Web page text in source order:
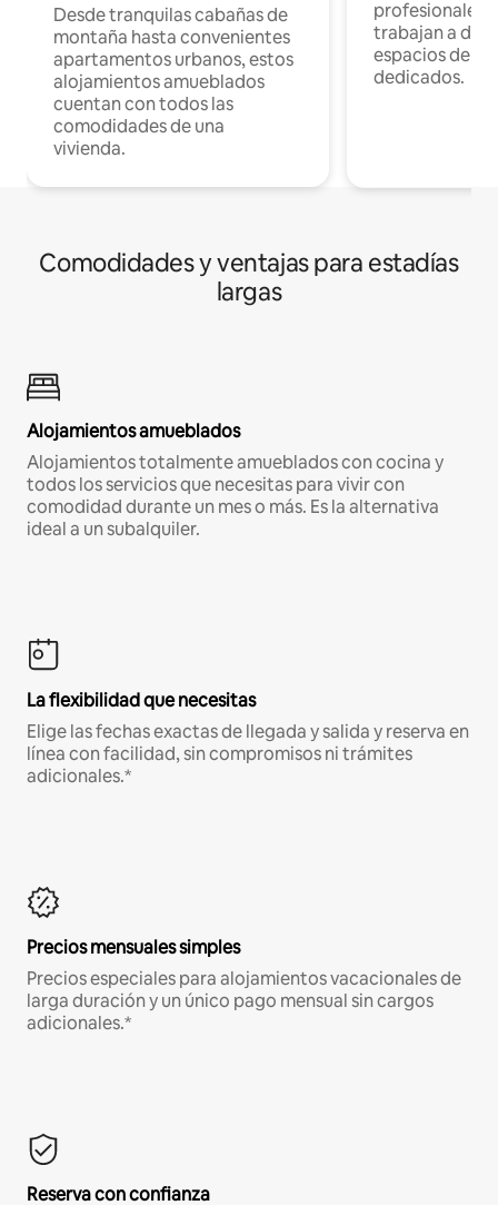
Desde tranquilas cabañas de
montaña hasta convenientes
apartamentos urbanos, estos
alojamientos amueblados
cuentan con todos las
comodidades de una
vivienda.
profesionales
trabajan a
espacios de
dedicados.
Comodidades y ventajas para estadías
largas
Alojamientos amueblados
Alojamientos totalmente amueblados con cocina y
todos los servicios que necesitas para vivir con
comodidad durante un mes o más. Es la alternativa
ideal a un subalquiler.
La flexibilidad que necesitas
Elige las fechas exactas de llegada y salida y reserva en
línea con facilidad, sin compromisos ni trámites
adicionales.*
Precios mensuales simples
Precios especiales para alojamientos vacacionales de
larga duración y un único pago mensual sin cargos
adicionales.*
Reserva con confianza